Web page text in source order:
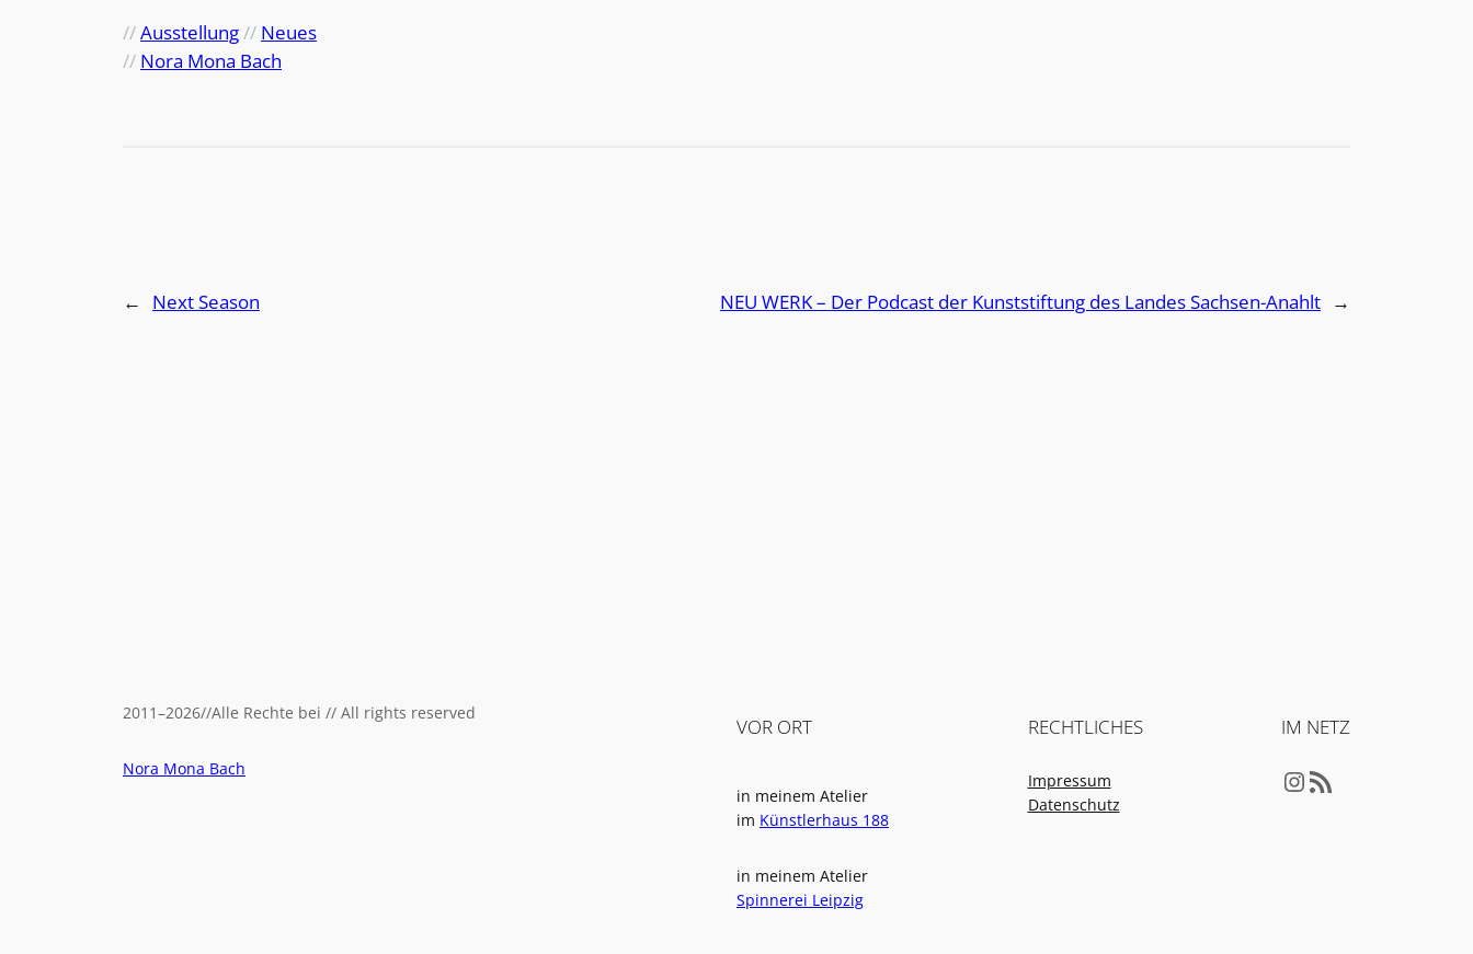
//Ausstellung // Neues
// Nora Mona Bach
← Next Season NEU WERK – Der Podcast der Kunststiftung des Landes Sachsen-Anahlt →
2011–2026//Alle Rechte bei // All rights reserved
Nora Mona Bach
VOR ORT
in meinem Atelier
im Künstlerhaus 188
in meinem Atelier
Spinnerei Leipzig
RECHTLICHES
Impressum
Datenschutz
IM NETZ
InstagramRSS-Feed